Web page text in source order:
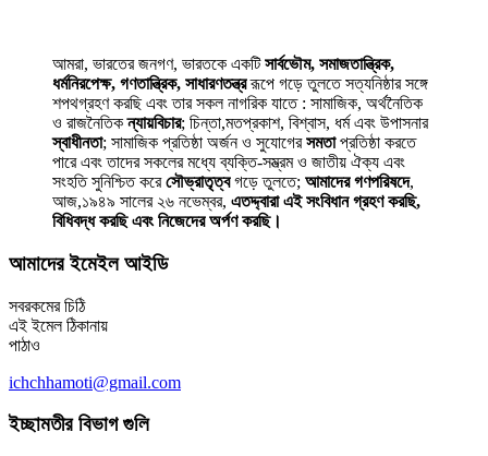
আমরা, ভারতের জনগণ, ভারতকে একটিসার্বভৌম, সমাজতান্ত্রিক,
ধর্মনিরপেক্ষ, গণতান্ত্রিক, সাধারণতন্ত্ররূপে গড়ে তুলতে সত্যনিষ্ঠার সঙ্গে
শপথগ্রহণ করছি এবং তার সকল নাগরিক যাতে : সামাজিক, অর্থনৈতিক
ও রাজনৈতিকন্যায়বিচার; চিন্তা,মতপ্রকাশ, বিশ্বাস, ধর্ম এবং উপাসনার
স্বাধীনতা; সামাজিক প্রতিষ্ঠা অর্জন ও সুযোগেরসমতাপ্রতিষ্ঠা করতে
পারে এবং তাদের সকলের মধ্যে ব্যক্তি-সম্ভ্রম ও জাতীয় ঐক্য এবং
সংহতি সুনিশ্চিত করেসৌভ্রাতৃত্বগড়ে তুলতে; আমাদের গণপরিষদে,
আজ,১৯৪৯ সালের ২৬ নভেম্বর, এতদ্দ্বারা এই সংবিধান গ্রহণ করছি,
বিধিবদ্ধ করছি এবং নিজেদের অর্পণ করছি।
আমাদের ইমেইল আইডি
সবরকমের চিঠি
এই ইমেল ঠিকানায়
পাঠাও
ichchhamoti@gmail.com
ইচ্ছামতীর বিভাগ গুলি